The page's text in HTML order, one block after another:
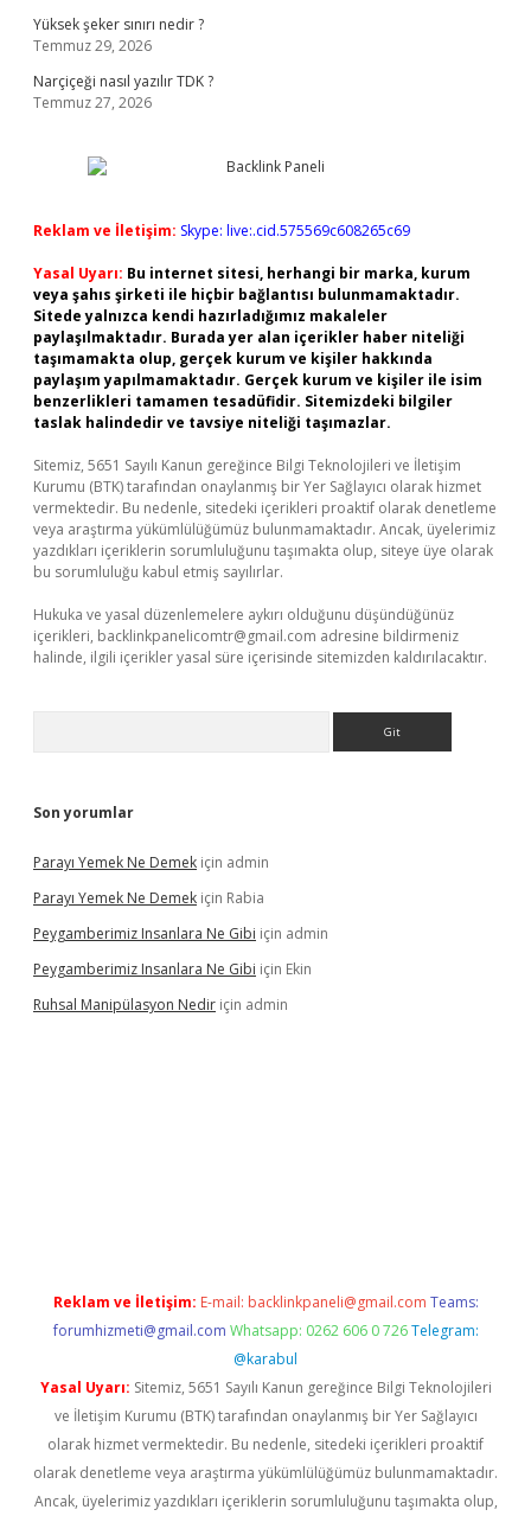
Yüksek şeker sınırı nedir ?
Temmuz 29, 2026
Narçiçeği nasıl yazılır TDK ?
Temmuz 27, 2026
Reklam ve İletişim: Skype: live:.cid.575569c608265c69
Yasal Uyarı: Bu internet sitesi, herhangi bir marka, kurum
veya şahıs şirketi ile hiçbir bağlantısı bulunmamaktadır.
Sitede yalnızca kendi hazırladığımız makaleler
paylaşılmaktadır. Burada yer alan içerikler haber niteliği
taşımamakta olup, gerçek kurum ve kişiler hakkında
paylaşım yapılmamaktadır. Gerçek kurum ve kişiler ile isim
benzerlikleri tamamen tesadüfidir. Sitemizdeki bilgiler
taslak halindedir ve tavsiye niteliği taşımazlar.
Sitemiz, 5651 Sayılı Kanun gereğince Bilgi Teknolojileri ve İletişim
Kurumu (BTK) tarafından onaylanmış bir Yer Sağlayıcı olarak hizmet
vermektedir. Bu nedenle, sitedeki içerikleri proaktif olarak denetleme
veya araştırma yükümlülüğümüz bulunmamaktadır. Ancak, üyelerimiz
yazdıkları içeriklerin sorumluluğunu taşımakta olup, siteye üye olarak
bu sorumluluğu kabul etmiş sayılırlar.
Hukuka ve yasal düzenlemelere aykırı olduğunu düşündüğünüz
içerikleri, backlinkpanelicomtr@gmail.com adresine bildirmeniz
halinde, ilgili içerikler yasal süre içerisinde sitemizden kaldırılacaktır.
Son yorumlar
Parayı Yemek Ne Demek için admin
Parayı Yemek Ne Demek için Rabia
Peygamberimiz Insanlara Ne Gibi için admin
Peygamberimiz Insanlara Ne Gibi için Ekin
Ruhsal Manipülasyon Nedir için admin
Reklam ve İletişim: E-mail: backlinkpaneli@gmail.com Teams:
forumhizmeti@gmail.com Whatsapp: 0262 606 0 726 Telegram:
@karabul
Yasal Uyarı: Sitemiz, 5651 Sayılı Kanun gereğince Bilgi Teknolojileri
ve İletişim Kurumu (BTK) tarafından onaylanmış bir Yer Sağlayıcı
olarak hizmet vermektedir. Bu nedenle, sitedeki içerikleri proaktif
olarak denetleme veya araştırma yükümlülüğümüz bulunmamaktadır.
Ancak, üyelerimiz yazdıkları içeriklerin sorumluluğunu taşımakta olup,